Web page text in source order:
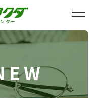
ター